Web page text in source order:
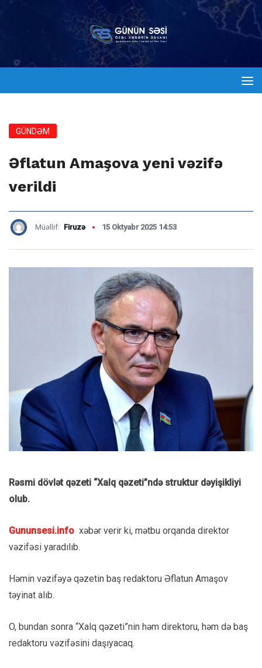
GÜNDƏM
Əflatun Amaşova yeni vəzifə
verildi
Müəllif: Firuzə 15 Oktyabr 2025 14:53
Rəsmi dövlət qəzeti “Xalq qəzeti”ndə struktur dəyişikliyi
olub.
Gununsesi.info xəbər verir ki, mətbu orqanda direktor
vəzifəsi yaradılıb.
Həmin vəzifəyə qəzetin baş redaktoru Əflatun Amaşov
təyinat alıb.
O, bundan sonra “Xalq qəzeti”nin həm direktoru, həm də baş
redaktoru vəzifəsini daşıyacaq.